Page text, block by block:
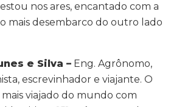
nos ares, encantado com a
mais desembarco do outro lado
e Silva – Eng. Agrônomo,
escrevinhador e viajante. O
viajado do mundo com